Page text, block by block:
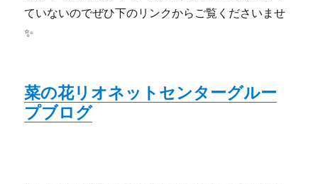
ていないのでぜひ下のリンクからご覧くださいませ
✨
菜の花リオネットセンターグルー
プブログ